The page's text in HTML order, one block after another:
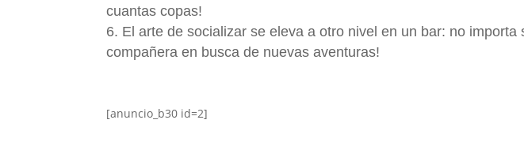
cuantas copas!
El arte de socializar se eleva a otro nivel en un bar: no
compañera en busca de nuevas aventuras!
[anuncio_b30 id=2]